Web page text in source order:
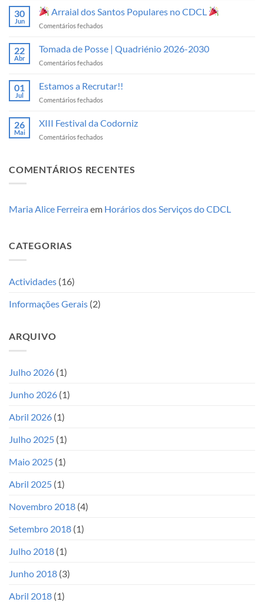
em
Celebramos
Anos!
30
Jun
Arraial dos Santos Populares no CDCL
Comentários fechados
Arraial
dos
Santos
no
22
Abr
Tomada de Posse | Quadriénio 2026-2030
Comentários fechados
de
Posse
|
2026-
01
Jul
Estamos a Recrutar!!
Comentários fechados
a
Recrutar!!
26
Mai
XIII Festival da Codorniz
Comentários fechados
da
COMENTÁRIOS RECENTES
Maria Alice Ferreiraem Horários dos Serviços do CDCL
CATEGORIAS
Actividades (16)
Informações Gerais (2)
ARQUIVO
Julho 2026 (1)
Junho 2026 (1)
Abril 2026 (1)
Julho 2025 (1)
Maio 2025 (1)
Abril 2025 (1)
Novembro 2018 (4)
Setembro 2018 (1)
Julho 2018 (1)
Junho 2018 (3)
Abril 2018 (1)